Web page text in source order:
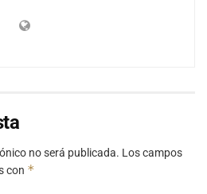
no será publicada. Los campos
con *